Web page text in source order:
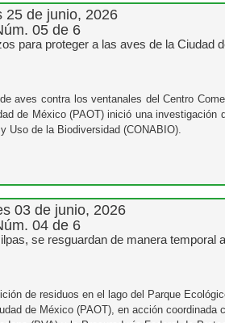
25 de junio, 2026
05 de 6
para proteger a las aves de la Ciudad
aves contra los ventanales del Centro
de México (PAOT) inició una investigación
Uso de la Biodiversidad (CONABIO).
03 de junio, 2026
04 de 6
se resguardan de manera temporal
de residuos en el lago del Parque
de México (PAOT), en acción coordinada